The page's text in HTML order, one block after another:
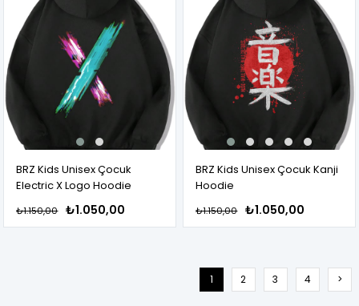
BRZ Kids Unisex Çocuk
Electric X Logo Hoodie
₺1.050,00
₺1.150,00
BRZ Kids Unisex Çocuk Kanji
Hoodie
₺1.050,00
₺1.150,00
1 2 3 4 >